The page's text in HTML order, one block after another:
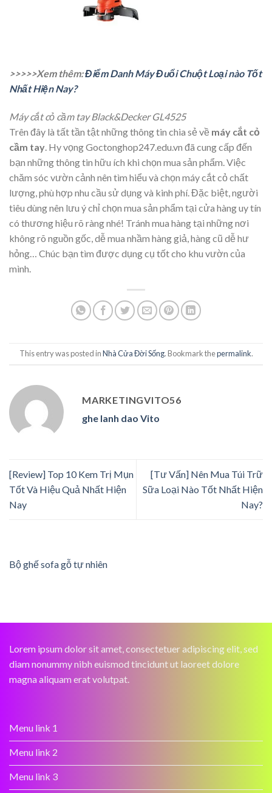
>>>>>Xem thêm:Điểm Danh Máy Đuổi Chuột Loại nào Tốt
Nhất Hiện Nay?
Máy cắt cỏ cầm tay Black&Decker GL4525
Trên đây là tất tần tật những thông tin chia sẻ về máy cắt cỏ
cầm tay. Hy vọng Goctonghop247.edu.vn đã cung cấp đến
bạn những thông tin hữu ích khi chọn mua sản phẩm. Việc
chăm sóc vườn cảnh nên tìm hiểu và chọn máy cắt cỏ chất
lượng, phù hợp nhu cầu sử dụng và kinh phí. Đặc biệt, người
tiêu dùng nên lưu ý chỉ chọn mua sản phẩm tại cửa hàng uy tín
có thương hiệu rõ ràng nhé! Tránh mua hàng tại những nơi
không rõ nguồn gốc, dễ mua nhầm hàng giả, hàng cũ dễ hư
hỏng… Chúc bạn tìm được dụng cụ tốt cho khu vườn của
mình.
This entry was posted inNhà Cửa Đời Sống. Bookmark thepermalink.
MARKETINGVITO56
ghe lanh dao Vito
[Review] Top 10 Kem Trị Mụn
Tốt Và Hiệu Quả Nhất Hiện
Nay
[Tư Vấn] Nên Mua Túi Trữ
Sữa Loại Nào Tốt Nhất Hiện
Nay?
Bộ ghế sofa gỗ tự nhiên
Lorem ipsum dolor sit amet, consectetuer adipiscing elit, sed
diam nonummy nibh euismod tincidunt ut laoreet dolore
magna aliquam erat volutpat.
Menu link 1
Menu link 2
Menu link 3